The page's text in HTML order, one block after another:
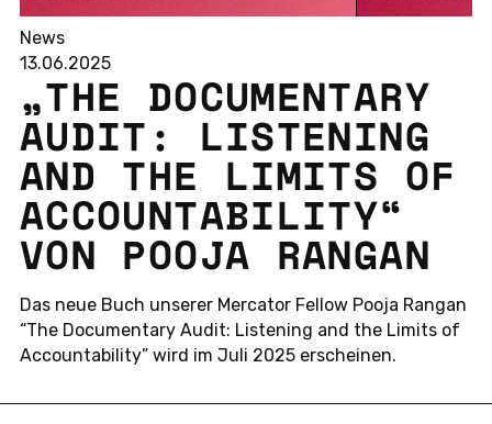
News
13.06.2025
„THE DO­CU­MEN­TA­RY
AUDIT: LIS­TEN­ING
AND THE LIMITS OF
AC­COUN­TA­BI­LI­TY“
VON POOJA RANGAN
Das neue Buch un­se­rer Mer­ca­tor Fellow Pooja Rangan
“The Do­cu­men­ta­ry Audit: Lis­ten­ing and the Limits of
Ac­coun­ta­bi­li­ty” wird im Juli 2025 er­schei­nen.